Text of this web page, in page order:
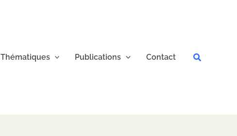
Thématiques Publications Contact